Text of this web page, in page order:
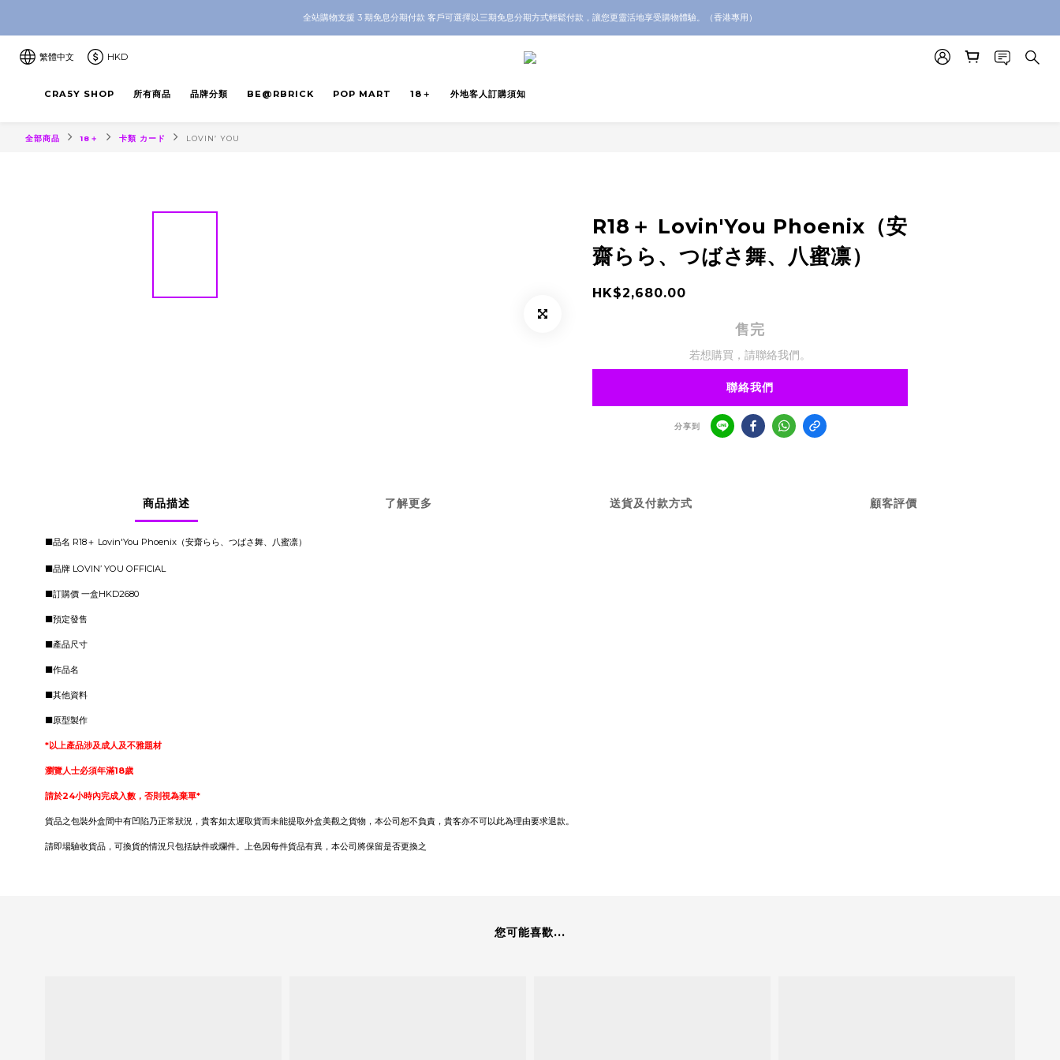
CRA5Y SHOP 全店 100% 正品保證｜支持香港本地 + 海外寄送｜💬 有任何問題？歡迎 WhatsApp 聯絡我們查詢代購服務
全站購物支援 3 期免息分期付款 客戶可選擇以三期免息分期方式輕鬆付款，讓您更靈活地享受購物體驗。（香港專用）
CRA5Y SHOP 全店 100% 正品保證｜支持香港本地 + 海外寄送｜💬 有任何問題？歡迎 WhatsApp 聯絡我們查詢代購服務
繁體中文 HKD
CRA5Y SHOP 所有商品 品牌分類 BE@RBRICK POP MART 18＋ 外地客人訂購須知
全部商品 18＋ 卡類 カード LOVIN’ YOU
R18＋ Lovin'You Phoenix（安
齋らら、つばさ舞、八蜜凛）
HK$2,680.00
售完
若想購買，請聯絡我們。
聯絡我們
分享到
商品描述 了解更多 送貨及付款方式 顧客評價
■品名 R18＋ Lovin'You Phoenix（安齋らら、つばさ舞、八蜜凛）
■品牌 LOVIN’ YOU OFFICIAL
■訂購價 一盒HKD2680
■預定發售
■產品尺寸
■作品名
■其他資料
■原型製作
*以上產品涉及成人及不雅題材
瀏覽人士必須年滿18歲
請於24小時內完成入數，否則視為棄單*
貨品之包裝外盒間中有凹陷乃正常狀況，貴客如太遲取貨而未能提取外盒美觀之貨物，本公司恕不負責，貴客亦不可以此為理由要求退款。
請即場驗收貨品，可換貨的情況只包括缺件或爛件。上色因每件貨品有異，本公司將保留是否更換之
您可能喜歡...